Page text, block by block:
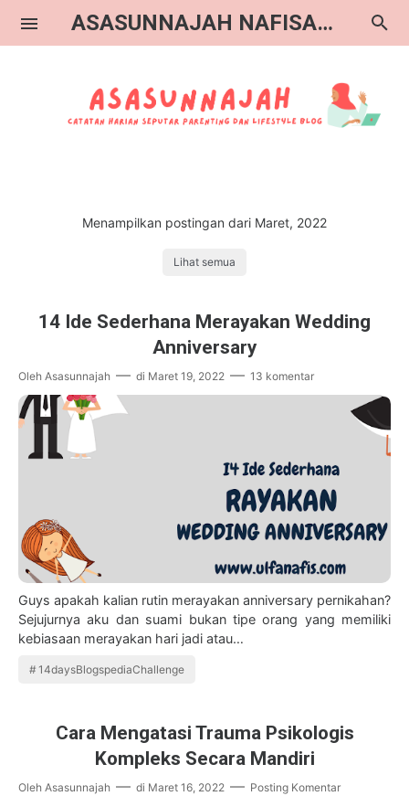
ASASUNNAJAH NAFISAH BLOG
Menampilkan postingan dari Maret, 2022
Lihat semua
14 Ide Sederhana Merayakan Wedding
Anniversary
Oleh Asasunnajah di Maret 19, 2022 13 komentar
Guys apakah kalian rutin merayakan anniversary pernikahan?
Sejujurnya aku dan suami bukan tipe orang yang memiliki
kebiasaan merayakan hari jadi atau…
14daysBlogspediaChallenge
Cara Mengatasi Trauma Psikologis
Kompleks Secara Mandiri
Oleh Asasunnajah di Maret 16, 2022 Posting Komentar